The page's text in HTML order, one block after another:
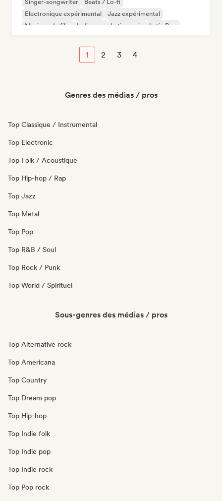
Singer-songwriter
Beats / Lo-fi
Electronique expérimental
Jazz expérimental
Musique de film
Indie pop Latin music Latin Pop
1 2 3 4
Genres des médias / pros
Top Classique / Instrumental
Top Electronic
Top Folk / Acoustique
Top Hip-hop / Rap
Top Jazz
Top Metal
Top Pop
Top R&B / Soul
Top Rock / Punk
Top World / Spirituel
Sous-genres des médias / pros
Top Alternative rock
Top Americana
Top Country
Top Dream pop
Top Hip-hop
Top Indie folk
Top Indie pop
Top Indie rock
Top Pop rock